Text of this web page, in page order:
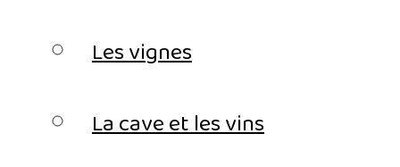
Les vignes
La cave et les vins